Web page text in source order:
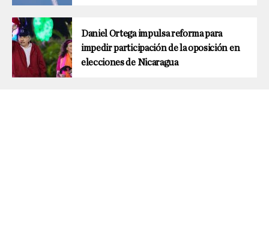
Daniel Ortega impulsa reforma para
impedir participación de la oposición en
elecciones de Nicaragua